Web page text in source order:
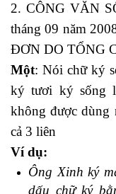
2. CÔNG VĂN
tháng 09 năm
ĐƠN DO TỔNG
Một: Nói chữ ký
ký tươi ký sống
không được dùng
cả 3 liên
Ví dụ:
Ông Xinh ký
dấu chữ ký